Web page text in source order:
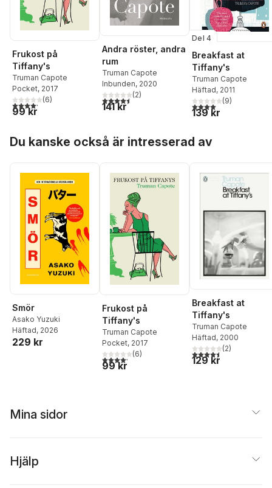
Frukost på
Tiffany's
Truman Capote
Pocket, 2017
4,2utav 5 stjärnor. Totalt antal röster:
(6)
99 kr
Andra röster, andra
rum
Truman Capote
Inbunden, 2020
4,5utav 5 stjärnor. Totalt antal röster:
(2)
141 kr
Del 4
Breakfast at
Tiffany's
Truman Capote
Häftad, 2011
4,0utav 5 stjärnor.
(9)
139 kr
Du kanske också är intresserad av
Smör
Asako Yuzuki
Häftad, 2026
229 kr
Frukost på
Tiffany's
Truman Capote
Pocket, 2017
4,2utav 5 stjärnor. Totalt antal röster:
(6)
99 kr
Breakfast at
Tiffany's
Truman Capote
Häftad, 2000
4,5utav 5 stjärnor.
(2)
129 kr
Mina sidor
Hjälp